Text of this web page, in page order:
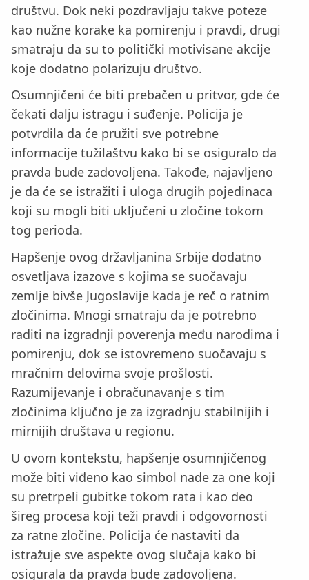
društvu. Dok neki pozdravljaju takve poteze
kao nužne korake ka pomirenju i pravdi, drugi
smatraju da su to politički motivisane akcije
koje dodatno polarizuju društvo.
Osumnjičeni će biti prebačen u pritvor, gde će
čekati dalju istragu i suđenje. Policija je
potvrdila da će pružiti sve potrebne
informacije tužilaštvu kako bi se osiguralo da
pravda bude zadovoljena. Takođe, najavljeno
je da će se istražiti i uloga drugih pojedinaca
koji su mogli biti uključeni u zločine tokom
tog perioda.
Hapšenje ovog državljanina Srbije dodatno
osvetljava izazove s kojima se suočavaju
zemlje bivše Jugoslavije kada je reč o ratnim
zločinima. Mnogi smatraju da je potrebno
raditi na izgradnji poverenja među narodima i
pomirenju, dok se istovremeno suočavaju s
mračnim delovima svoje prošlosti.
Razumijevanje i obračunavanje s tim
zločinima ključno je za izgradnju stabilnijih i
mirnijih društava u regionu.
U ovom kontekstu, hapšenje osumnjičenog
može biti viđeno kao simbol nade za one koji
su pretrpeli gubitke tokom rata i kao deo
šireg procesa koji teži pravdi i odgovornosti
za ratne zločine. Policija će nastaviti da
istražuje sve aspekte ovog slučaja kako bi
osigurala da pravda bude zadovoljena.